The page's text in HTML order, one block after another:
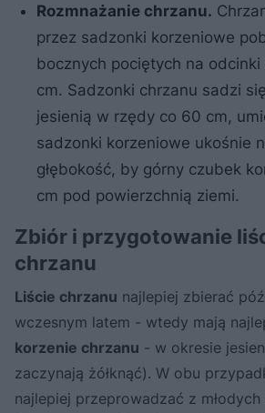
Rozmnażanie chrzanu.
przez sadzonki korzeniowe
bocznych pociętych na odcinki
cm. Sadzonki chrzanu sadzi
jesienią w rzędy co 60 cm,
sadzonki korzeniowe ukośnie
głębokość, by górny czubek
cm pod powierzchnią ziemi.
Zbiór i przygotowanie
chrzanu
Liście chrzanu najlepiej zbierać
wczesnym latem - wtedy mają
korzenie chrzanu - w okresie
zaczynają żółknąć). W obu
najlepiej przeprowadzać z